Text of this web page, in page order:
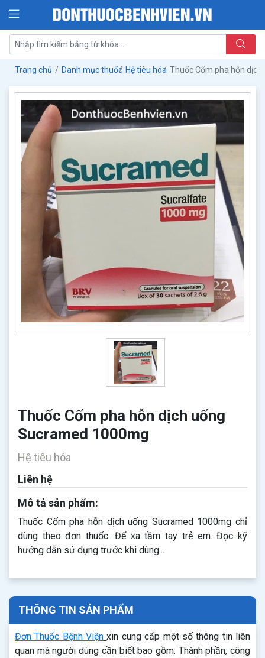
Trang chủ Danh mục thuốc Hệ tiêu hóa Thuốc Cốm pha hỗn
Thuốc Cốm pha hỗn dịch uống
Sucramed 1000mg
Hệ tiêu hóa
Liên hệ
Mô tả sản phẩm:
Thuốc Cốm pha hỗn dịch uống Sucramed 1000mg chỉ
dùng theo đơn thuốc. Để xa tầm tay trẻ em. Đọc kỹ
hướng dẫn sử dụng trước khi dùng...
THÔNG TIN SẢN PHẨM
Đơn Thuốc Bệnh Viện xin cung cấp một số thông tin liên
quan mà người dùng cần biết bao gồm: Thành phần, công